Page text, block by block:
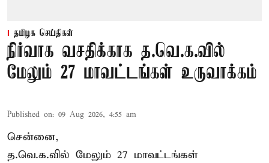
தமிழக செய்திகள்
நிர்வாக வசதிக்காக த.வெ.க.வில்
மேலும் 27 மாவட்டங்கள் உருவாக்கம்
Published on: 09 Aug 2026, 4:55 am
சென்னை,
த.வெ.க.வில் மேலும் 27 மாவட்டங்கள்